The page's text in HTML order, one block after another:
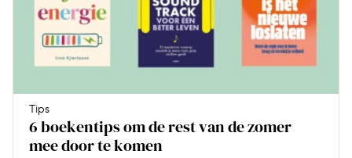
Tips
6 boekentips om de rest van de zomer
mee door te komen